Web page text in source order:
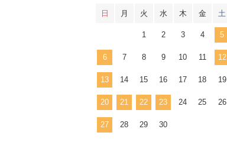
日 月 火 水 木 金 土
1 2 3 4 5
6 7 8 9 10 11 12
13 14 15 16 17 18 19
20 21 22 23 24 25 26
27 28 29 30